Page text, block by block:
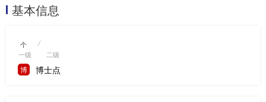
基本信息
个
一级
/
二级
博 博士点